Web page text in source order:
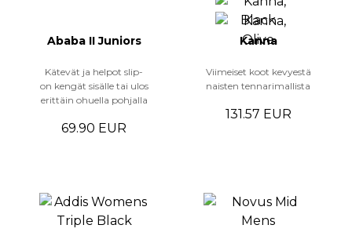
Ababa II Juniors
Kätevät ja helpot slip-
on kengät sisälle tai ulos
erittäin ohuella pohjalla
69.90 EUR
Kanna
Viimeiset koot kevyestä
naisten tennarimallista
131.57 EUR